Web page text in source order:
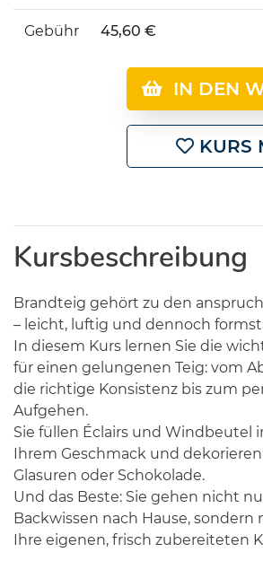
Gebühr 45,60 €
IN DEN
KURS
Kursbeschreibung
Brandteig gehört zu den
– leicht, luftig und dennoch
In diesem Kurs lernen Sie die
für einen gelungenen Teig: vom
die richtige Konsistenz bis zum
Aufgehen.
Sie füllen Éclairs und Windbeutel
Ihrem Geschmack und
Glasuren oder Schokolade.
Und das Beste: Sie gehen nicht
Backwissen nach Hause, sondern
Ihre eigenen, frisch zubereiteten